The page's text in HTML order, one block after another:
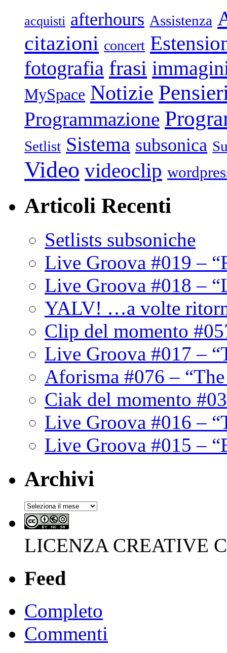
acquisti afterhours Assistenza
citazioni concert
fotografia frasi
MySpace Notizie
Programmazione
Setlist Sistema subsonica
Video videoclip
Articoli Recenti
Setlists subsoniche
Live Groova #019 –
Live Groova #018 –
YALV! …a volte
Clip del momento
Live Groova #017 –
Aforisma #076 –
Ciak del momento
Live Groova #016 –
Live Groova #015 –
Archivi
Archivi
LICENZA CREATIVE
Feed
Completo
Commenti